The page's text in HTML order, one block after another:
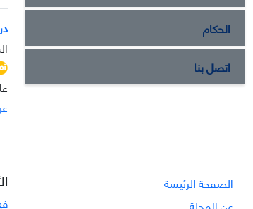
السنة
الحكام
اتصل بنا
الصفحة الرئيسة